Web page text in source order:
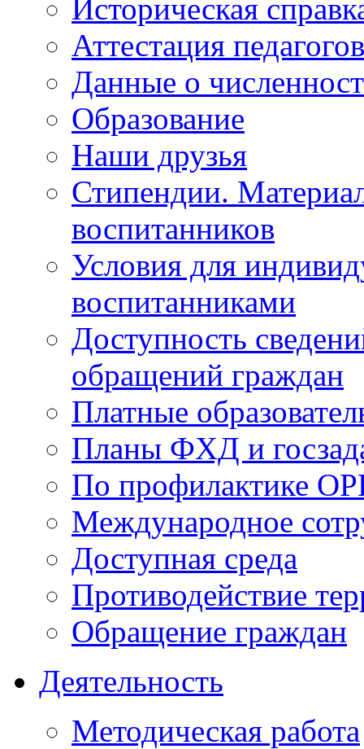
Историческая
Аттестация педагогов
Данные о
Образование
Наши друзья
Стипендии.
воспитанников
Условия для
воспитанниками
Доступность
обращений граждан
Платные
Планы ФХД и
По профилактике
Международное
Доступная среда
Противодействие
Обращение граждан
Деятельность
Методическая работа